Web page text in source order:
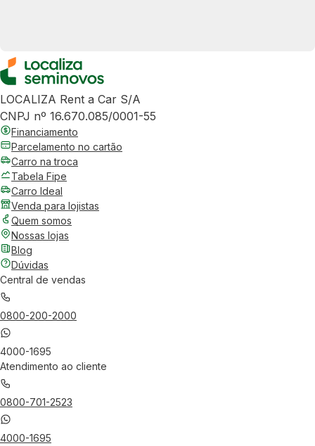
LOCALIZA Rent a Car S/A
CNPJ nº 16.670.085/0001-55
Financiamento
Parcelamento no cartão
Carro na troca
Tabela Fipe
Carro Ideal
Venda para lojistas
Quem somos
Nossas lojas
Blog
Dúvidas
Central de vendas
0800-200-2000
4000-1695
Atendimento ao cliente
0800-701-2523
4000-1695